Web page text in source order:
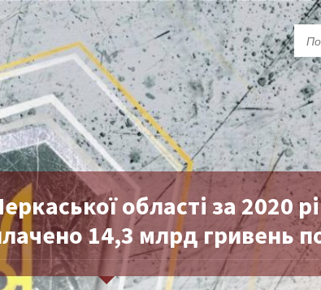
області за 2020
14,3 млрд гривень